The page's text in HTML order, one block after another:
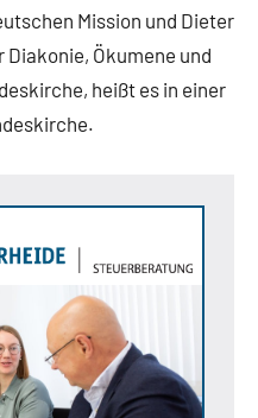
Mission und Dieter
Ökumene und
heißt es in einer